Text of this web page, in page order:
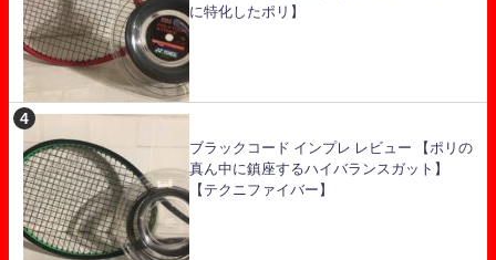
に特化したポリ】
ブラックコード インプレ レビュー 【ポリの
真ん中に鎮座するハイバランスガット】
【テクニファイバー】